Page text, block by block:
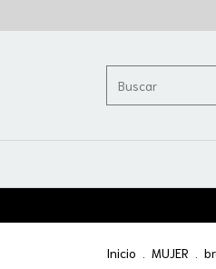
Inicio MUJER